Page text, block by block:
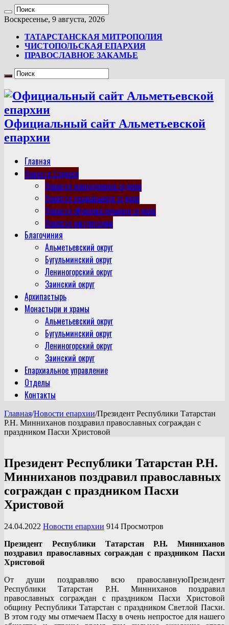
Воскресенье, 9 августа, 2026
ТАТАРСТАНСКАЯ МИТРОПОЛИЯ
ЧИСТОПОЛЬСКАЯ ЕПАРХИЯ
ПРАВОСЛАВНОЕ ЗАКАМЬЕ
Официальный сайт Альметьевской
епархии
Главная
Новости Епархии
Новости молодежного отдела
Новости социального отдела
Новости образовательного отдела
Новости митрополии
Благочиния
Альметьевский округ
Бугульминский округ
Лениногорский округ
Заинский округ
Архипастырь
Монастыри и храмы
Альметьевский округ
Бугульминский округ
Лениногорский округ
Заинский округ
Епархиальное управление
Отделы
Контакты
Главная/Новости епархии/Президент Республики Татарстан
Р.Н. Минниханов поздравил православных сограждан с
праздником Пасхи Христовой
Президент Республики Татарстан Р.Н.
Минниханов поздравил православных
сограждан с праздником Пасхи
Христовой
24.04.2022 Новости епархии 914 Просмотров
Президент Республики Татарстан Р.Н. Минниханов
поздравил православных сограждан с праздником Пасхи
Христовой
От души поздравляю всю православнуюПрезидент
Республики Татарстан Р.Н. Минниханов поздравил
православных сограждан с праздником Пасхи Христовой
общину Республики Татарстан с праздником Светлой Пасхи.
В этом году мы отмечаем Пасху в очень непростое для нашего